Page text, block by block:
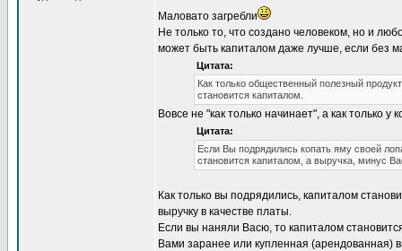
Маловато загребли
Не только то, что создано человеком, но и
может быть капиталом даже лучше, если без
Цитата:
Как только общественный полезный
становится капиталом.
Вовсе не "как только начинает", а как только у
Цитата:
Если Вы подрядились копать яму своей
становится капиталом, а выручка, минус
Как только вы подрядились, капиталом
выручку в качестве платы.
Если вы наняли Васю, то капиталом
Вами заранее или купленная (арендованная)